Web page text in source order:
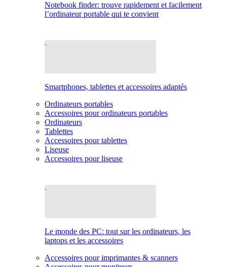
Notebook finder: trouve rapidement et facilement
l’ordinateur portable qui te convient
Smartphones, tablettes et accessoires adaptés
Ordinateurs portables
Accessoires pour ordinateurs portables
Ordinateurs
Tablettes
Accessoires pour tablettes
Liseuse
Accessoires pour liseuse
Le monde des PC: tout sur les ordinateurs, les
laptops et les accessoires
Accessoires pour imprimantes & scanners